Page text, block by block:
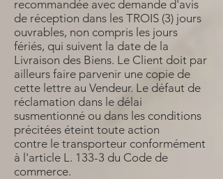
recommandée avec demande d'avis
de réception dans les TROIS (3) jours
ouvrables, non compris les jours
fériés, qui suivent la date de la
Livraison des Biens. Le Client doit par
ailleurs faire parvenir une copie de
cette lettre au Vendeur. Le défaut de
réclamation dans le délai
susmentionné ou dans les conditions
précitées éteint toute action
contre le transporteur conformément
à l'article L. 133-3 du Code de
commerce.